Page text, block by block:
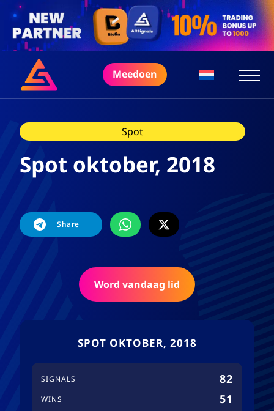
Meedoen
Spot
Spot oktober, 2018
Share
Word vandaag lid
SPOT OKTOBER, 2018
SIGNALS 82
WINS 51